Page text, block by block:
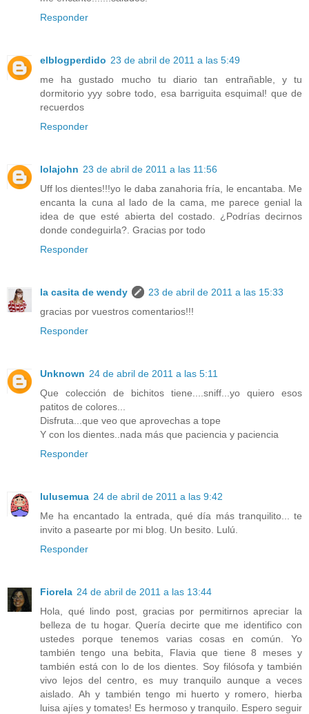
Responder
elblogperdido 23 de abril de 2011 a las 5:49
me ha gustado mucho tu diario tan entrañable, y tu
dormitorio yyy sobre todo, esa barriguita esquimal! que de
recuerdos
Responder
lolajohn 23 de abril de 2011 a las 11:56
Uff los dientes!!!yo le daba zanahoria fría, le encantaba. Me
encanta la cuna al lado de la cama, me parece genial la
idea de que esté abierta del costado. ¿Podrías decirnos
donde condeguirla?. Gracias por todo
Responder
la casita de wendy
23 de abril de 2011 a las 15:33
gracias por vuestros comentarios!!!
Responder
Unknown 24 de abril de 2011 a las 5:11
Que colección de bichitos tiene....sniff...yo quiero esos
patitos de colores...
Disfruta...que veo que aprovechas a tope
Y con los dientes..nada más que paciencia y paciencia
Responder
lulusemua 24 de abril de 2011 a las 9:42
Me ha encantado la entrada, qué día más tranquilito... te
invito a pasearte por mi blog. Un besito. Lulú.
Responder
Fiorela 24 de abril de 2011 a las 13:44
Hola, qué lindo post, gracias por permitirnos apreciar la
belleza de tu hogar. Quería decirte que me identifico con
ustedes porque tenemos varias cosas en común. Yo
también tengo una bebita, Flavia que tiene 8 meses y
también está con lo de los dientes. Soy filósofa y también
vivo lejos del centro, es muy tranquilo aunque a veces
aislado. Ah y también tengo mi huerto y romero, hierba
luisa ajíes y tomates! Es hermoso y tranquilo. Espero seguir